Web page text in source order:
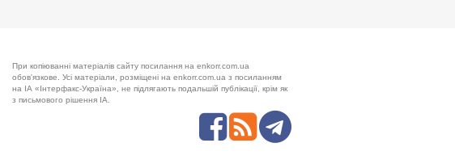
При копіюванні матеріалів сайту посилання на enkorr.com.ua
обов'язкове. Усі матеріали, розміщені на enkorr.com.ua з посиланням
на ІА «Інтерфакс-Україна», не підлягають подальшій публікації, крім як
з письмового рішення ІА.